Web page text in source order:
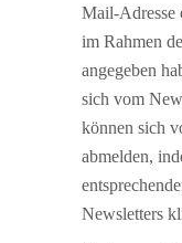
Mail-Adresse
im Rahmen
angegeben
sich vom
können sich
abmelden,
Newsletters